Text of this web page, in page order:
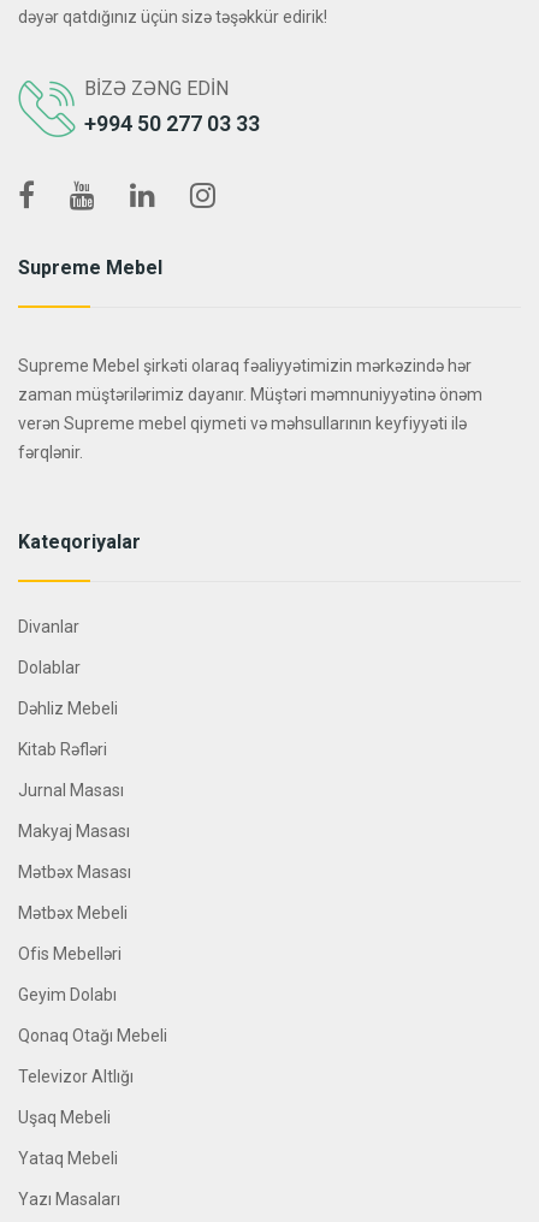
dəyər qatdığınız üçün sizə təşəkkür edirik!
BIZƏ ZƏNG EDIN
+994 50 277 03 33
Supreme Mebel
Supreme Mebel şirkəti olaraq fəaliyyətimizin mərkəzində hər
zaman müştərilərimiz dayanır. Müştəri məmnuniyyətinə önəm
verən Supreme mebel qiymeti və məhsullarının keyfiyyəti ilə
fərqlənir.
Kateqoriyalar
Divanlar
Dolablar
Dəhliz Mebeli
Kitab Rəfləri
Jurnal Masası
Makyaj Masası
Mətbəx Masası
Mətbəx Mebeli
Ofis Mebelləri
Geyim Dolabı
Qonaq Otağı Mebeli
Televizor Altlığı
Uşaq Mebeli
Yataq Mebeli
Yazı Masaları